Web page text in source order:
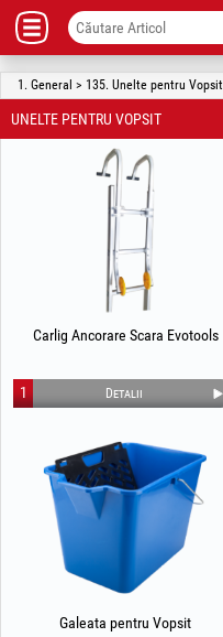
1. General > 135. Unelte pentru Vopsit
UNELTE PENTRU VOPSIT
Carlig Ancorare Scara Evotools
Detalii
1
Galeata pentru Vopsit